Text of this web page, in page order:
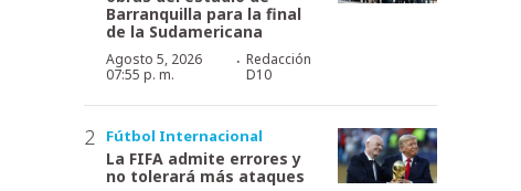
Barranquilla para la final
de la Sudamericana
Agosto 5, 2026
07:55 p. m.
· Redacción
D10
Fútbol Internacional
La FIFA admite errores y
no tolerará más ataques